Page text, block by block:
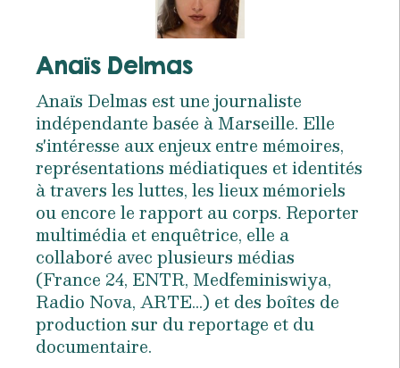
Anaïs Delmas
Anaïs Delmas est une journaliste
indépendante basée à Marseille. Elle
s'intéresse aux enjeux entre mémoires,
représentations médiatiques et identités
à travers les luttes, les lieux mémoriels
ou encore le rapport au corps. Reporter
multimédia et enquêtrice, elle a
collaboré avec plusieurs médias
(France 24, ENTR, Medfeminiswiya,
Radio Nova, ARTE...) et des boîtes de
production sur du reportage et du
documentaire.